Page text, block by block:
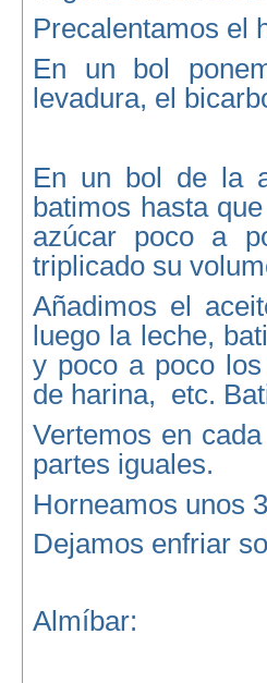
Precalentamos el
En un bol
levadura, el
En un bol de la
batimos hasta
azúcar poco a
triplicado su
Añadimos el
luego la leche,
y poco a poco
de harina, etc.
Vertemos en
partes iguales.
Horneamos unos
Dejamos enfriar
Almíbar: